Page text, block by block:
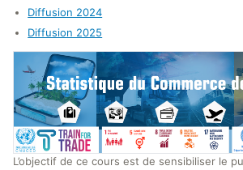
Diffusion 2024
Diffusion 2025
L’objectif de ce cours est de sensibiliser le